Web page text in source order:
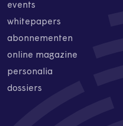
events
whitepapers
abonnementen
online magazine
personalia
dossiers